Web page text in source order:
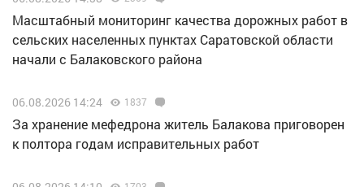
Масштабный мониторинг качества дорожных работ в
сельских населенных пунктах Саратовской области
начали с Балаковского района
06.08.2026 14:24 1837
За хранение мефедрона житель Балакова приговорен
к полтора годам исправительных работ